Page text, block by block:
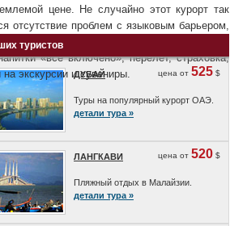
цене. Не случайно этот курорт так
отсутствие проблем с языковым барьером,
районов часто говорят на русском. В
«все включено», перелет, страховка,
экскурсии и сувениры.
туристов
ДУБАЙ цена от 525 $
Туры на популярный курорт ОАЭ.
детали тура »
ЛАНГКАВИ цена от 520 $
Пляжный отдых в Малайзии.
детали тура »